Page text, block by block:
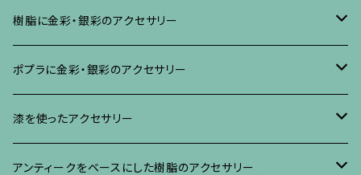
樹脂に金彩・銀彩のアクセサリー
ブローチ
イヤリング・ピアス
ネックレス、その他
ポプラに金彩・銀彩のアクセサリー
ブローチ
イヤリング、ピアス
漆を使ったアクセサリー
ブローチ
アンティークをベースにした樹脂のアクセサリー